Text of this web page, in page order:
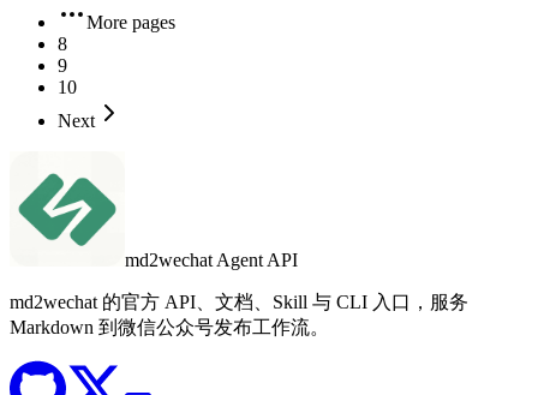
More pages
8
9
10
Next
md2wechat Agent API
md2wechat 的官方 API、文档、Skill 与 CLI 入口，服务
Markdown 到微信公众号发布工作流。